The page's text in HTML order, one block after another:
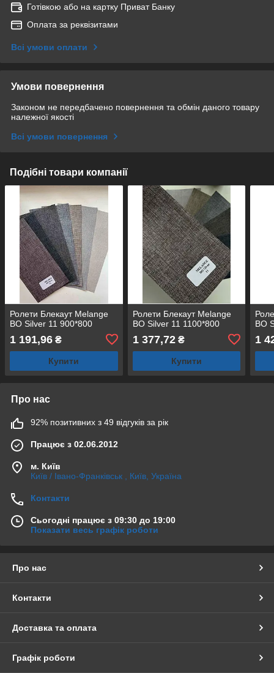
Готівкою або на картку Приват Банку
Оплата за реквізитами
Всі умови оплати
Умови повернення
Законом не передбачено повернення та обмін даного товару
належної якості
Всі умови повернення
Подібні товари компанії
Ролети Блекаут Melange
BO Silver 11 900*800
1 191,96 ₴
Купити
Ролети Блекаут Melange
BO Silver 11 1100*800
1 377,72₴
Купити
BO
1
Про нас
92% позитивних з 49 відгуків за рік
Працює з 02.06.2012
м. Київ
Київ / Івано-Франківськ , Київ, Україна
Контакти
Сьогодні працює з 09:30 до 19:00
Показати весь графік роботи
Про нас
Контакти
Доставка та оплата
Графік роботи